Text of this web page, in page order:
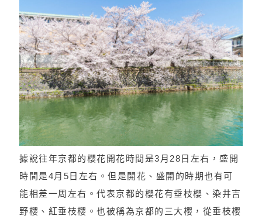
據說往年京都的櫻花開花時間是3月28日左右，盛開
時間是4月5日左右。但是開花、盛開的時期也有可
能相差一周左右。代表京都的櫻花有垂枝櫻、染井吉
野櫻、紅垂枝櫻。也被稱為京都的三大櫻，從垂枝櫻